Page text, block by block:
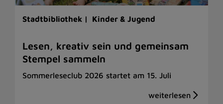
Stadtbibliothek | Kinder & Jugend
Lesen, kreativ sein und gemeinsam
Stempel sammeln
Sommerleseclub 2026 startet am 15. Juli